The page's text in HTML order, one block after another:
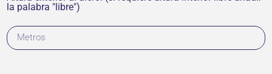
la palabra "libre")